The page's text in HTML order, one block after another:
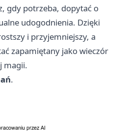
gdy potrzeba, dopytać o
udogodnienia. Dzięki
i przyjemniejszy, a
zapamiętany jako wieczór
magii.
.